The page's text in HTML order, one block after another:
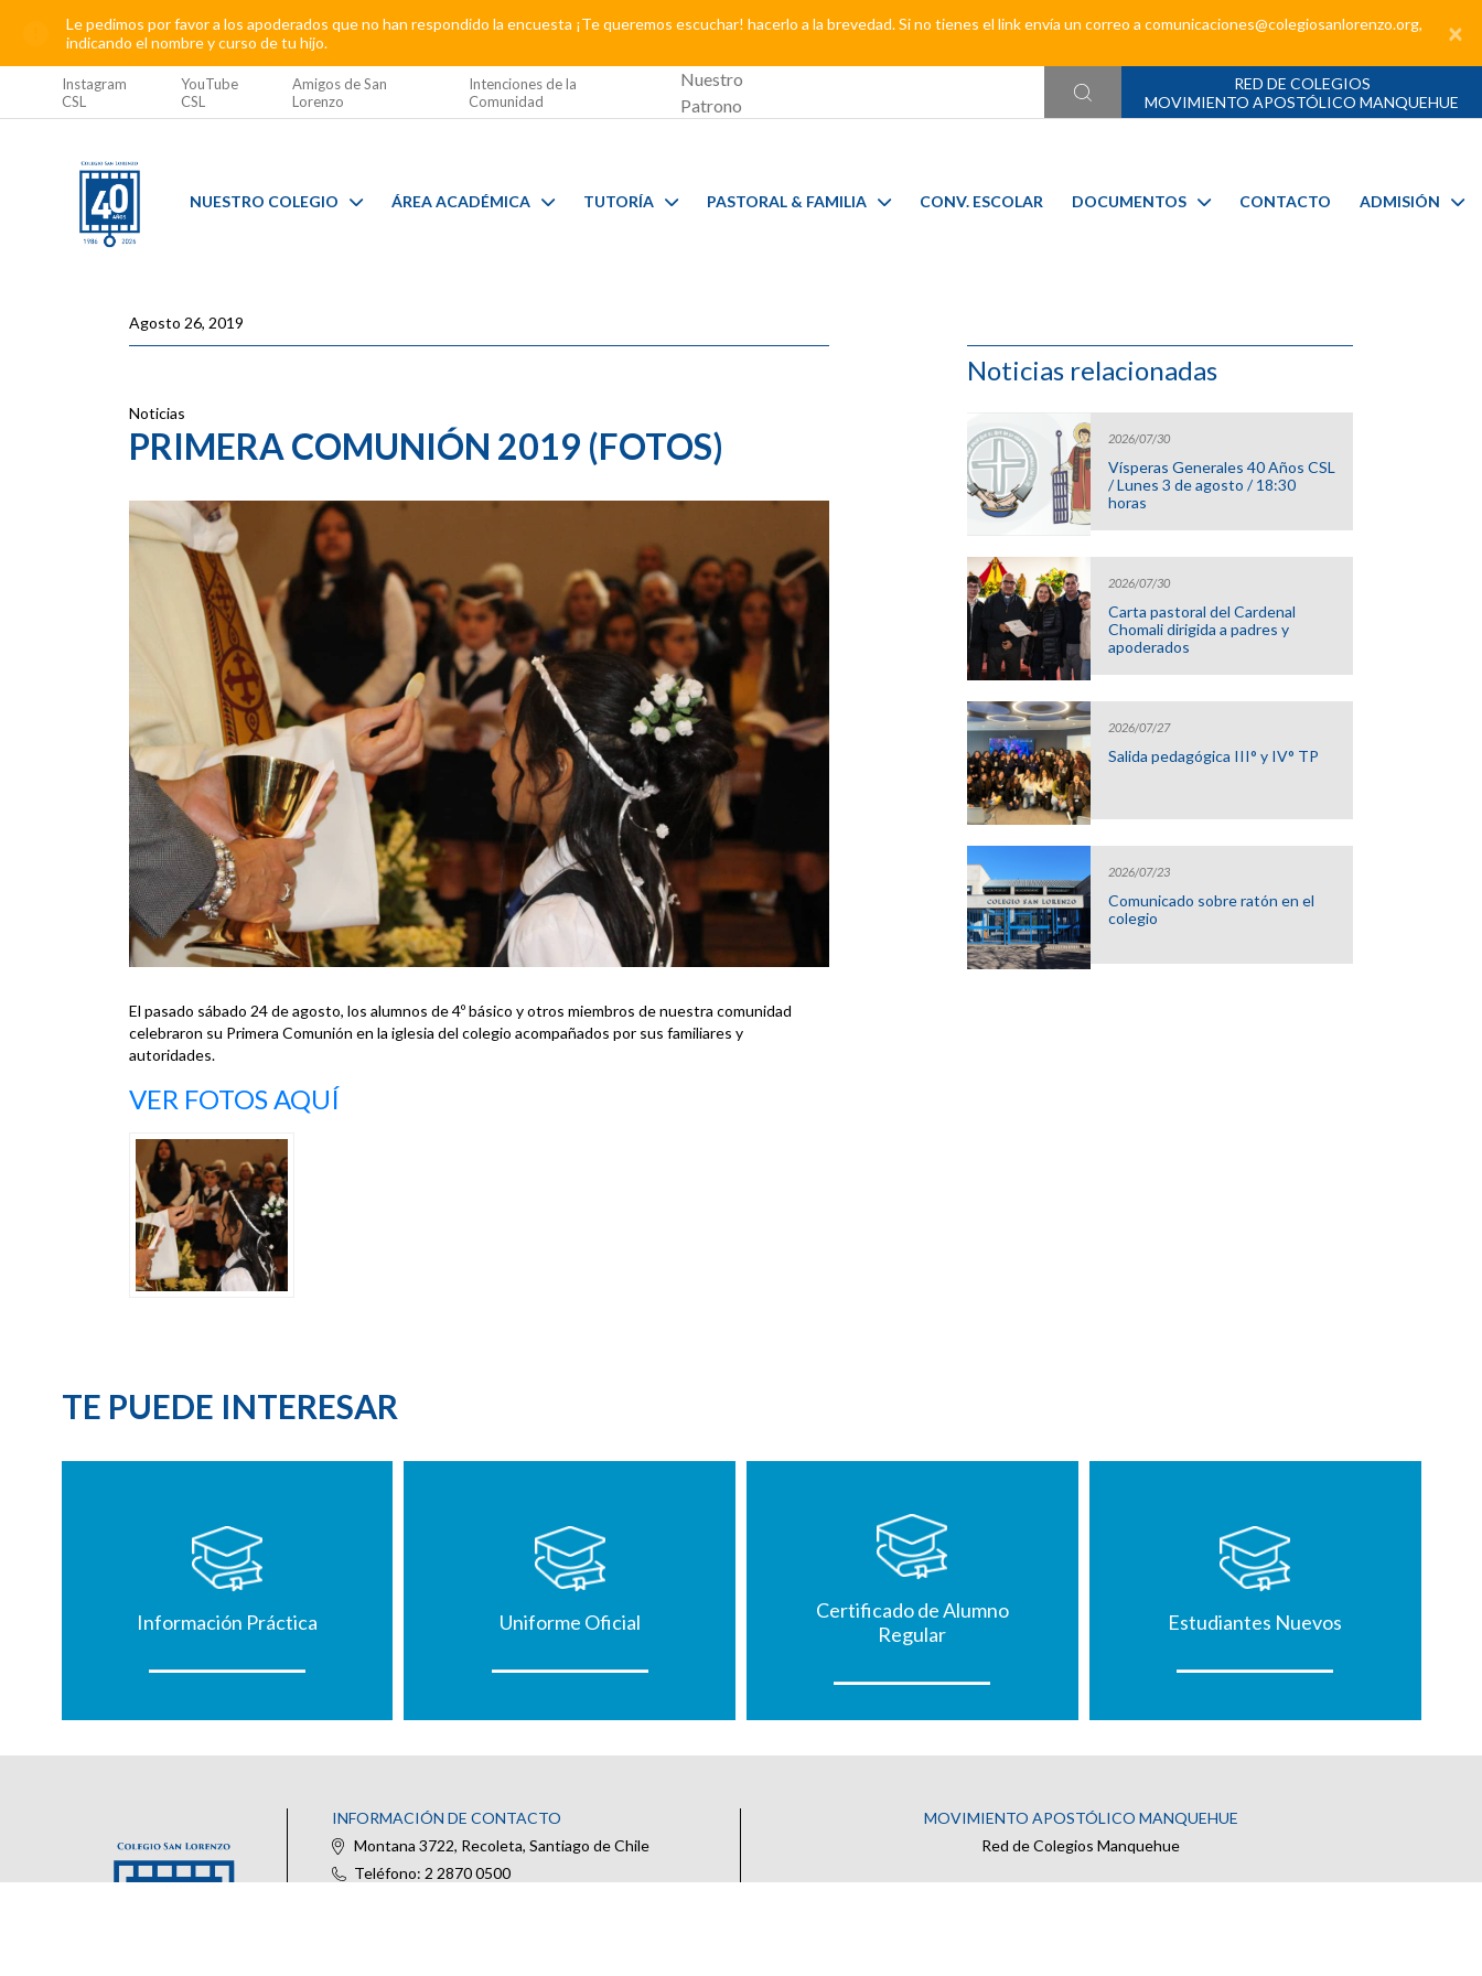
Le pedimos por favor a los apoderados que no han respondido la encuesta ¡Te queremos escuchar! hacerlo a la brevedad. Si no tienes el link envía un correo a comunicaciones@colegiosanlorenzo.org,
indicando el nombre y curso de tu hijo.
×
Instagram
CSL
YouTube
CSL
Amigos de San
Lorenzo
Intenciones de la
Comunidad
Nuestro
Patrono
RED DE COLEGIOS
MOVIMIENTO APOSTÓLICO MANQUEHUE
NUESTRO COLEGIO ÁREA ACADÉMICA TUTORÍA PASTORAL & FAMILIA CONV. ESCOLAR DOCUMENTOS CONTACTO ADMISIÓN
Agosto 26, 2019
Noticias
PRIMERA COMUNIÓN 2019 (FOTOS)
El pasado sábado 24 de agosto, los alumnos de 4º básico y otros miembros de nuestra comunidad
celebraron su Primera Comunión en la iglesia del colegio acompañados por sus familiares y
autoridades.
VER FOTOS AQUÍ
Noticias relacionadas
2026/07/30
Vísperas Generales 40 Años CSL
/ Lunes 3 de agosto / 18:30
horas
2026/07/30
Carta pastoral del Cardenal
Chomali dirigida a padres y
apoderados
2026/07/27
Salida pedagógica III° y IV° TP
2026/07/23
Comunicado sobre ratón en el
colegio
TE PUEDE INTERESAR
Información Práctica Uniforme Oficial
Certificado de Alumno
Regular
Estudiantes Nuevos
INFORMACIÓN DE CONTACTO
Montana 3722, Recoleta, Santiago de Chile
Teléfono: 2 2870 0500
MOVIMIENTO APOSTÓLICO MANQUEHUE
Red de Colegios Manquehue